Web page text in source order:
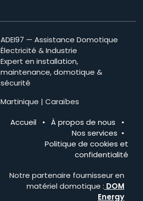
ADEI97 — Assistance Domotique
Électricité & Industrie
Expert en installation,
maintenance, domotique &
sécurité
Martinique | Caraïbes
Accueil
• À propos de nous
•
Nos services •
Politique de cookies et
confidentialité
Notre partenaire fournisseur en
matériel domotique : DOM
Energy